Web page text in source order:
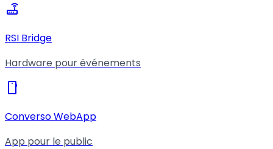
router
RSI Bridge
Hardware pour événements
smartphone
Converso WebApp
App pour le public